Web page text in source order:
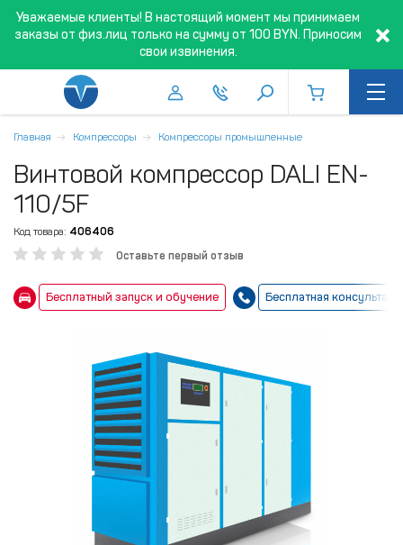
Уважаемые клиенты! В настоящий момент мы принимаем
заказы от физ.лиц только на сумму от 100 BYN. Приносим
свои извинения.
Главная Компрессоры Компрессоры промышленные
Винтовой компрессор DALI EN-
110/5F
Код товара: 406406
Оставьте первый отзыв
Бесплатный запуск и обучение Бесплатная